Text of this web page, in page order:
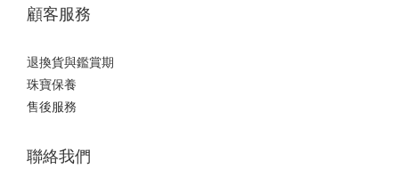
顧客服務
退換貨與鑑賞期
珠寶保養
售後服務
聯絡我們